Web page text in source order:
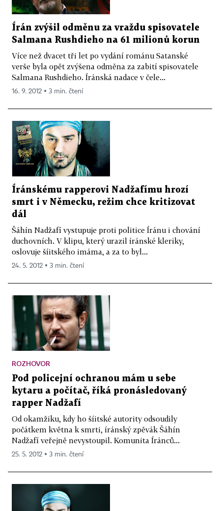
Írán zvýšil odměnu za vraždu spisovatele
Salmana Rushdieho na 61 milionů korun
Více než dvacet tři let po vydání románu Satanské
verše byla opět zvýšena odměna za zabití spisovatele
Salmana Rushdieho. Íránská nadace v čele...
16. 9. 2012 ▪ 3 min. čtení
Íránskému rapperovi Nadžafímu hrozí
smrt i v Německu, režim chce kritizovat
dál
Šáhín Nadžafí vystupuje proti politice Íránu i chování
duchovních. V klipu, který urazil íránské kleriky,
oslovuje šíitského imáma, a za to byl...
24. 5. 2012 ▪ 3 min. čtení
ROZHOVOR
Pod policejní ochranou mám u sebe
kytaru a počítač, říká pronásledovaný
rapper Nadžafí
Od okamžiku, kdy ho šíitské autority odsoudily
počátkem května k smrti, íránský zpěvák Šáhín
Nadžafí veřejně nevystoupil. Komunita Íránců...
25. 5. 2012 ▪ 3 min. čtení